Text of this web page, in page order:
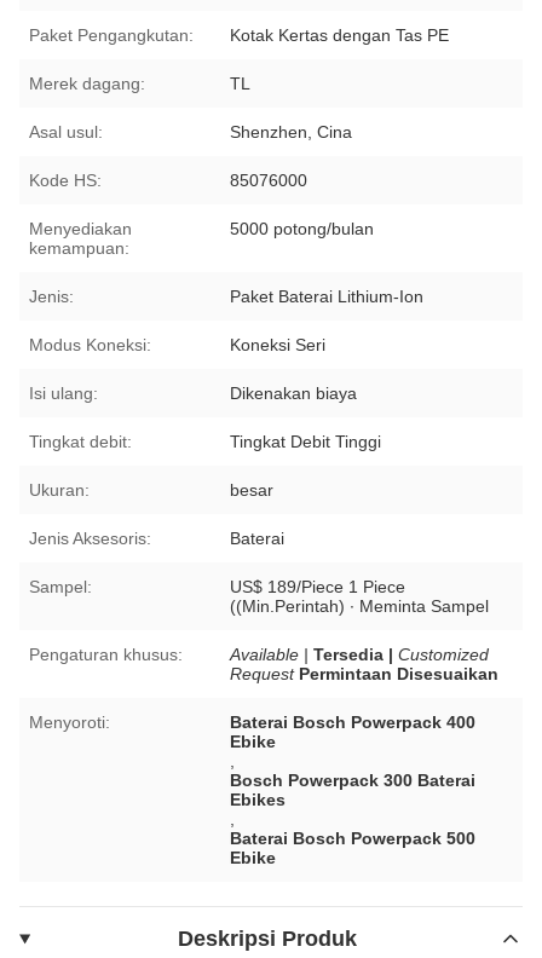
Paket Pengangkutan: Kotak Kertas dengan Tas PE
Merek dagang: TL
Asal usul: Shenzhen, Cina
Kode HS: 85076000
Menyediakan
kemampuan:
5000 potong/bulan
Jenis: Paket Baterai Lithium-Ion
Modus Koneksi: Koneksi Seri
Isi ulang: Dikenakan biaya
Tingkat debit: Tingkat Debit Tinggi
Ukuran: besar
Jenis Aksesoris: Baterai
Sampel:
US$ 189/Piece 1 Piece
((Min.Perintah) ∙ Meminta Sampel
Pengaturan khusus: Available | Tersedia | Customized
Request Permintaan Disesuaikan
Menyoroti:
Baterai Bosch Powerpack 400
Ebike
Bosch Powerpack 300 Baterai
Ebikes
Baterai Bosch Powerpack 500
Ebike
Deskripsi Produk